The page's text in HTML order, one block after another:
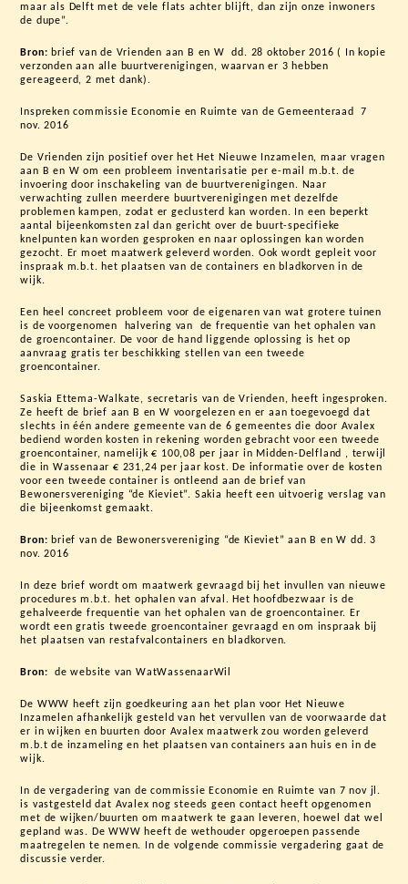
maar als Delft met de vele flats achter blijft, dan zijn onze inwoners
de dupe”.
Bron: brief van de Vrienden aan B en W dd. 28 oktober 2016 ( In kopie
verzonden aan alle buurtverenigingen, waarvan er 3 hebben
gereageerd, 2 met dank).
Inspreken commissie Economie en Ruimte van de Gemeenteraad 7
nov. 2016
De Vrienden zijn positief over het Het Nieuwe Inzamelen, maar vragen
aan B en W om een probleem inventarisatie per e-mail m.b.t. de
invoering door inschakeling van de buurtverenigingen. Naar
verwachting zullen meerdere buurtverenigingen met dezelfde
problemen kampen, zodat er geclusterd kan worden. In een beperkt
aantal bijeenkomsten zal dan gericht over de buurt-specifieke
knelpunten kan worden gesproken en naar oplossingen kan worden
gezocht. Er moet maatwerk geleverd worden. Ook wordt gepleit voor
inspraak m.b.t. het plaatsen van de containers en bladkorven in de
wijk.
Een heel concreet probleem voor de eigenaren van wat grotere tuinen
is de voorgenomen halvering van de frequentie van het ophalen van
de groencontainer. De voor de hand liggende oplossing is het op
aanvraag gratis ter beschikking stellen van een tweede
groencontainer.
Saskia Ettema-Walkate, secretaris van de Vrienden, heeft ingesproken.
Ze heeft de brief aan B en W voorgelezen en er aan toegevoegd dat
slechts in één andere gemeente van de 6 gemeentes die door Avalex
bediend worden kosten in rekening worden gebracht voor een tweede
groencontainer, namelijk € 100,08 per jaar in Midden-Delfland , terwijl
die in Wassenaar € 231,24 per jaar kost. De informatie over de kosten
voor een tweede container is ontleend aan de brief van
Bewonersvereniging “de Kieviet”. Sakia heeft een uitvoerig verslag van
die bijeenkomst gemaakt.
Bron: brief van de Bewonersvereniging “de Kieviet” aan B en W dd. 3
nov. 2016
In deze brief wordt om maatwerk gevraagd bij het invullen van nieuwe
procedures m.b.t. het ophalen van afval. Het hoofdbezwaar is de
gehalveerde frequentie van het ophalen van de groencontainer. Er
wordt een gratis tweede groencontainer gevraagd en om inspraak bij
het plaatsen van restafvalcontainers en bladkorven.
Bron: de website van WatWassenaarWil
De WWW heeft zijn goedkeuring aan het plan voor Het Nieuwe
Inzamelen afhankelijk gesteld van het vervullen van de voorwaarde dat
er in wijken en buurten door Avalex maatwerk zou worden geleverd
m.b.t de inzameling en het plaatsen van containers aan huis en in de
wijk.
In de vergadering van de commissie Economie en Ruimte van 7 nov jl.
is vastgesteld dat Avalex nog steeds geen contact heeft opgenomen
met de wijken/buurten om maatwerk te gaan leveren, hoewel dat wel
gepland was. De WWW heeft de wethouder opgeroepen passende
maatregelen te nemen. In de volgende commissie vergadering gaat de
discussie verder.